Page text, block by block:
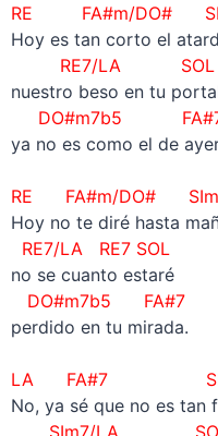
RE FA#m/DO#
Hoy es tan corto el
RE7/LA SOL
nuestro beso en tu
DO#m7b5
ya no es como el de
RE FA#m/DO# SIm
Hoy no te diré hasta
RE7/LA RE7 SOL
no se cuanto estaré
DO#m7b5 FA#7
perdido en tu mirada.
LA FA#7
No, ya sé que no es tan
SIm7/LA